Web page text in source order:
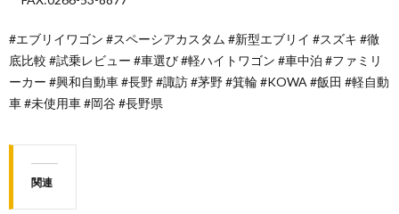
#エブリイワゴン #スペーシアカスタム #新型エブリイ #スズキ #徹
底比較 #試乗レビュー #車選び #軽ハイトワゴン #車中泊 #ファミリ
ーカー #興和自動車 #長野 #諏訪 #茅野 #箕輪 #KOWA #飯田 #軽自動
車 #未使用車 #岡谷 #長野県
関連